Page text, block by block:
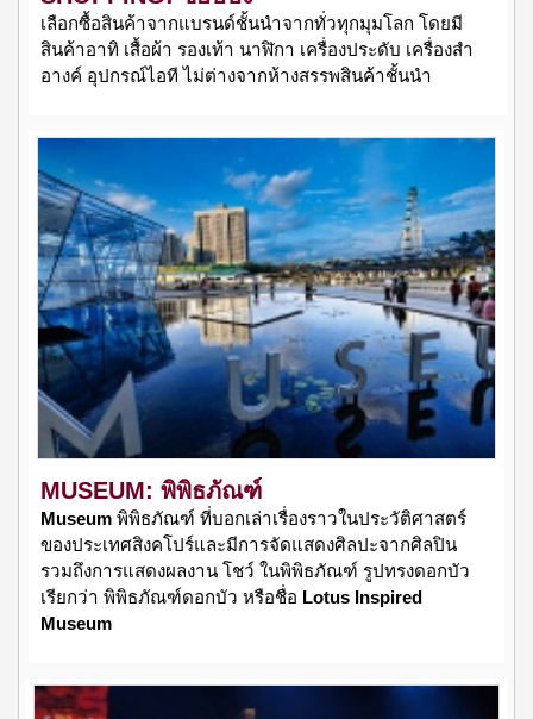
เลือกซื้อสินค้าจากแบรนด์ชั้นนำจากทั่วทุกมุมโลก โดยมี
สินค้าอาทิ เสื้อผ้า รองเท้า นาฬิกา เครื่องประดับ เครื่องสำ
อางค์ อุปกรณ์ไอที ไม่ต่างจากห้างสรรพสินค้าชั้นนำ
MUSEUM: พิพิธภัณฑ์
Museum พิพิธภัณฑ์ ที่บอกเล่าเรื่องราวในประวัติศาสตร์
ของประเทศสิงคโปร์และมีการจัดแสดงศิลปะจากศิลปิน
รวมถึงการแสดงผลงาน โชว์ ในพิพิธภัณฑ์ รูปทรงดอกบัว
เรียกว่า พิพิธภัณฑ์ดอกบัว หรือชื่อ Lotus Inspired
Museum